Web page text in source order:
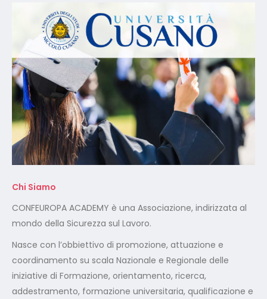
Chi Siamo
CONFEUROPA ACADEMY è una Associazione, indirizzata al
mondo della Sicurezza sul Lavoro.
Nasce con l’obbiettivo di promozione, attuazione e
coordinamento su scala Nazionale e Regionale delle
iniziative di Formazione, orientamento, ricerca,
addestramento, formazione universitaria, qualificazione e